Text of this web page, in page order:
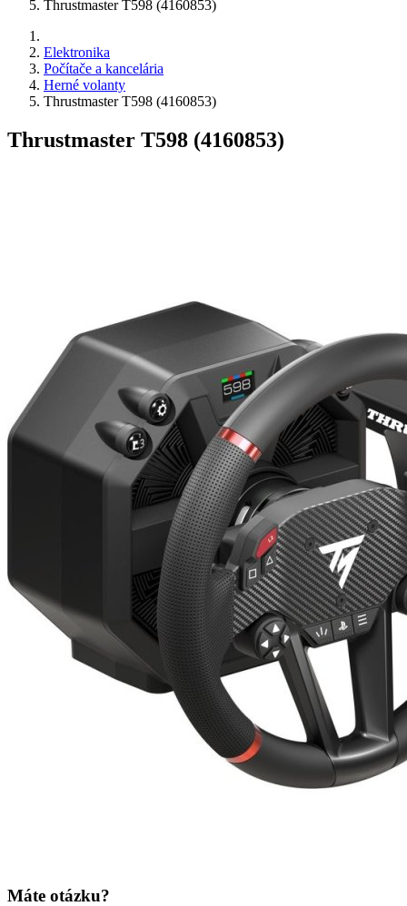
Thrustmaster T598 (4160853)
Elektronika
Počítače a kancelária
Herné volanty
Thrustmaster T598 (4160853)
Thrustmaster T598 (4160853)
Máte otázku?